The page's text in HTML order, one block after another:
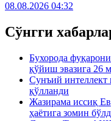
08.08.2026 04:32
Сўнгги
Бухорода
қўйиш эвазига 26
Сунъий интеллект
қўлланди
Жазирама иссиқ
ҳаётига зомин